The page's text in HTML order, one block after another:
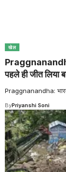
खेल
पहले ही जीत लिया
Praggnanandha:
ByPriyanshi Soni